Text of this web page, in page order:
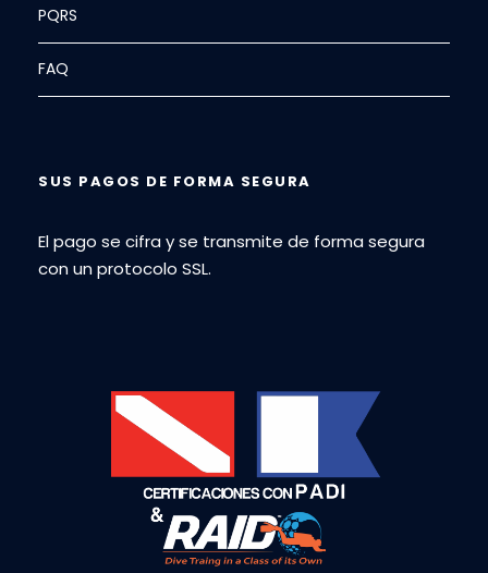
PQRS
FAQ
SUS PAGOS DE FORMA SEGURA
El pago se cifra y se transmite de forma segura
con un protocolo SSL.